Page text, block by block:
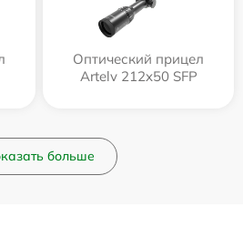
Оптический прицел
Artelv 212x50 SFP
больше